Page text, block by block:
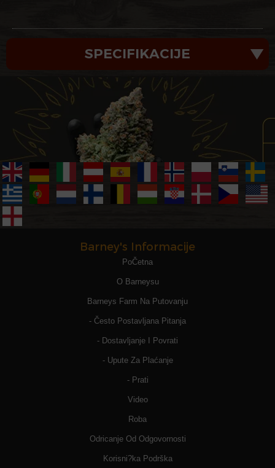
SPECIFIKACIJE
Barney's Informacije
PoČetna
O Barneysu
Barneys Farm Na Putovanju
- Često Postavljana Pitanja
- Dostavljanje I Povrati
- Upute Za Plaćanje
- Prati
Video
Roba
Odricanje Od Odgovornosti
Korisni?ka Podrška